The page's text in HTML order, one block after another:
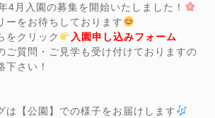
4月入園の募集を開始いたしました！
ーをお待ちしております
をクリック
入園申し込みフォーム
ご質問・ご見学も受け付けておりますの
下さい！
は【公園】での様子をお届けします